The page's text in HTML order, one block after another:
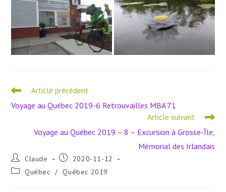
Read
articles
Article précédent
Voyage au Québec 2019-6 Retrouvailles MBA’71
Article suivant
Voyage au Québec 2019 – 8 – Excursion à Grosse-Île,
Mémorial des Irlandais
Auteur/autrice
de
la
Claude
Publication
2020-11-12
Post Québec / Québec 2019